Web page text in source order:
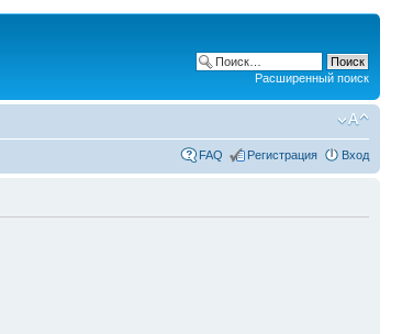
Расширенный поиск
FAQ Регистрация Вход